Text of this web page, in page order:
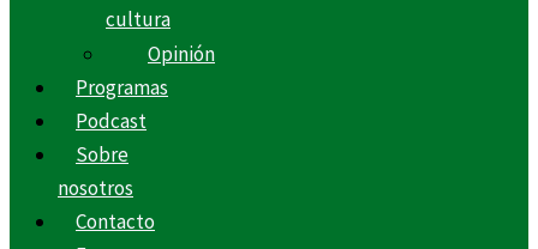
cultura
Opinión
Programas
Podcast
Sobre
nosotros
Contacto